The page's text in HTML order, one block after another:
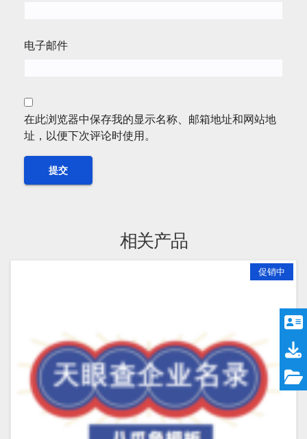
电子邮件
在此浏览器中保存我的显示名称、邮箱地址和网站地
址，以便下次评论时使用。
相关产品
促销中